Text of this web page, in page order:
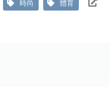
時尚 體育